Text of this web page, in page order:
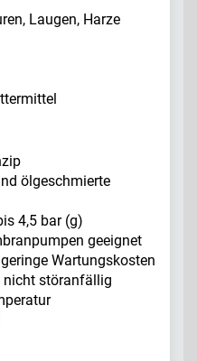
Laugen, Harze
ölgeschmierte
4,5 bar (g)
geeignet
Wartungskosten
nicht störanfällig